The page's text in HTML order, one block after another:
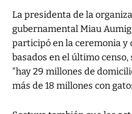
La presidenta de la
gubernamental Miau
participó en la ceremonia y
basados en el último censo,
"hay 29 millones de
más de 18 millones con